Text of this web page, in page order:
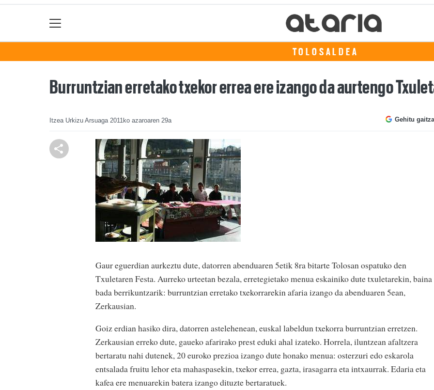
TOLOSALDEA
Burruntzian erretako txekor errea ere izango da aurtengo
Itzea Urkizu Arsuaga 2011ko azaroaren 29a Gehitu
Gaur eguerdian aurkeztu dute, datorren abenduaren 5etik 8ra bitarte Tolosan ospatuko den
Txuletaren Festa. Aurreko urteetan bezala, erretegietako menua eskainiko dute txuletarekin, baina
bada berrikuntzarik: burruntzian erretako txekorrarekin afaria izango da abenduaren 5ean,
Zerkausian.
Goiz erdian hasiko dira, datorren astelehenean, euskal labeldun txekorra burruntzian erretzen.
Zerkausian erreko dute, gaueko afarirako prest eduki ahal izateko. Horrela, iluntzean afaltzera
bertaratu nahi dutenek, 20 euroko prezioa izango dute honako menua: osterzuri edo eskarola
entsalada fruitu lehor eta mahaspasekin, txekor errea, gazta, irasagarra eta intxaurrak. Edaria eta
kafea ere menuarekin batera izango dituzte bertaratuek.